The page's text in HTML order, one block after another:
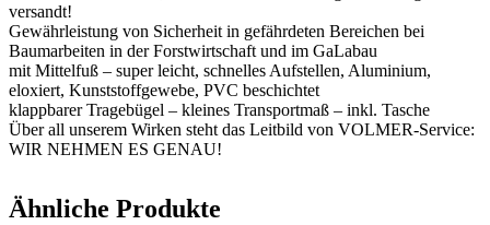
versandt!
Gewährleistung von Sicherheit in gefährdeten Bereichen bei
Baumarbeiten in der Forstwirtschaft und im GaLabau
mit Mittelfuß – super leicht, schnelles Aufstellen, Aluminium,
eloxiert, Kunststoffgewebe, PVC beschichtet
klappbarer Tragebügel – kleines Transportmaß – inkl. Tasche
Über all unserem Wirken steht das Leitbild von VOLMER-Service:
WIR NEHMEN ES GENAU!
Ähnliche Produkte